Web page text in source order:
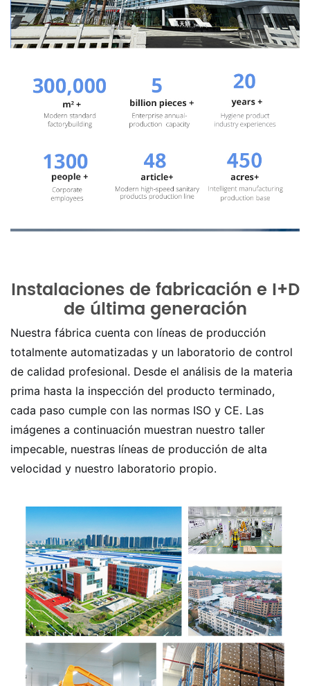
Instalaciones de fabricación e I+D
de última generación
Nuestra fábrica cuenta con líneas de producción
totalmente automatizadas y un laboratorio de control
de calidad profesional. Desde el análisis de la materia
prima hasta la inspección del producto terminado,
cada paso cumple con las normas ISO y CE. Las
imágenes a continuación muestran nuestro taller
impecable, nuestras líneas de producción de alta
velocidad y nuestro laboratorio propio.